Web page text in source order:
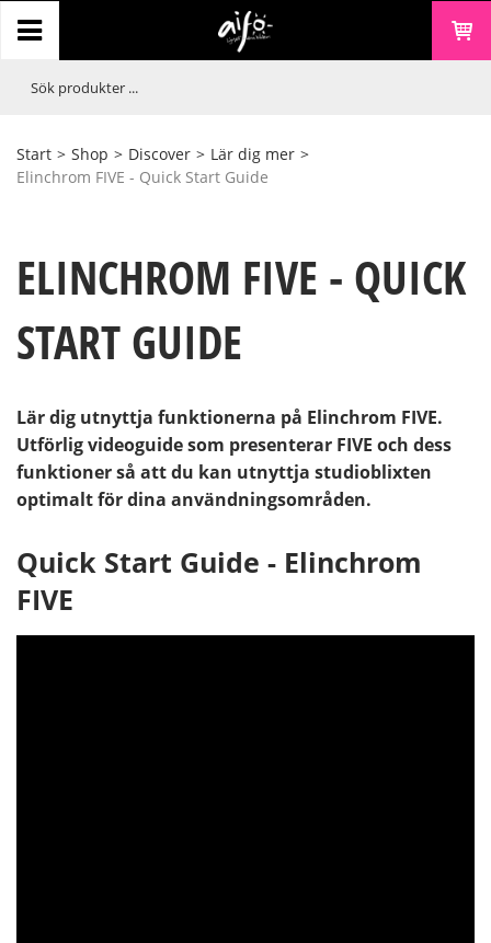
Start > Shop > Discover > Lär dig mer >
Elinchrom FIVE - Quick Start Guide
ELINCHROM FIVE - QUICK
START GUIDE
Lär dig utnyttja funktionerna på Elinchrom FIVE.
Utförlig videoguide som presenterar FIVE och dess
funktioner så att du kan utnyttja studioblixten
optimalt för dina användningsområden.
Quick Start Guide - Elinchrom
FIVE